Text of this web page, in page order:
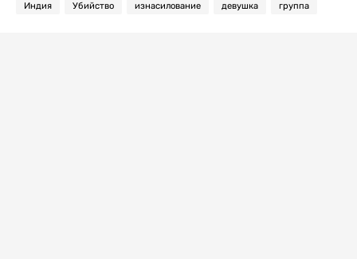
Индия Убийство изнасилование девушка группа